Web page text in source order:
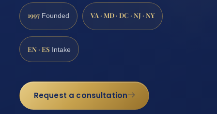
1997 Founded VA · MD · DC · NJ · NY
EN · ES Intake
Request a consultation